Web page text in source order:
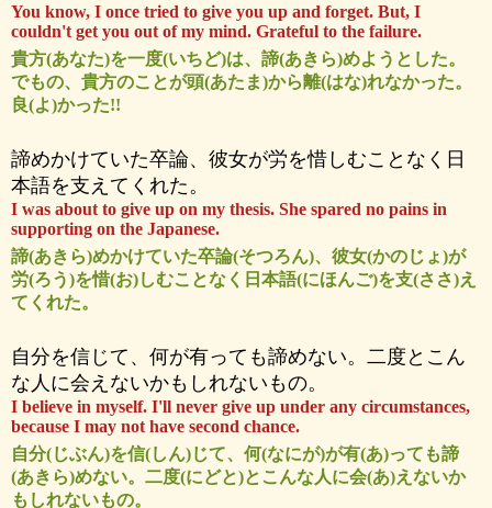
You know, I once tried to give you up and forget. But, I
couldn't get you out of my mind. Grateful to the failure.
貴方(あなた)を一度(いちど)は、諦(あきら)めようとした。
でもの、貴方のことが頭(あたま)から離(はな)れなかった。
良(よ)かった!!
諦めかけていた卒論、彼女が労を惜しむことなく日
本語を支えてくれた。
I was about to give up on my thesis. She spared no pains in
supporting on the Japanese.
諦(あきら)めかけていた卒論(そつろん)、彼女(かのじょ)が
労(ろう)を惜(お)しむことなく日本語(にほんご)を支(ささ)え
てくれた。
自分を信じて、何が有っても諦めない。二度とこん
な人に会えないかもしれないもの。
I believe in myself. I'll never give up under any circumstances,
because I may not have second chance.
自分(じぶん)を信(しん)じて、何(なにが)が有(あ)っても諦
(あきら)めない。二度(にどと)とこんな人に会(あ)えないか
もしれないもの。